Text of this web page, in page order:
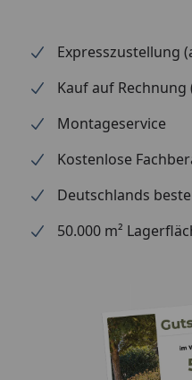
optional erhältlich
(siehe Reiter
"Zubehör")
Schrauben für die
nicht im Lieferumfang
Expresszustellung
Kauf auf Rechnung
Montageservice
Kostenlose
Deutschlands
50.000 m²